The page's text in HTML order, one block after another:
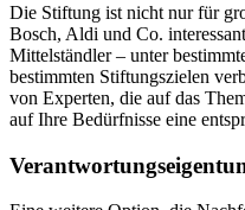
Die Stiftung ist nicht nur für
Bosch, Aldi und Co.
Mittelständler – unter
bestimmten Stiftungszielen
von Experten, die auf das
auf Ihre Bedürfnisse eine